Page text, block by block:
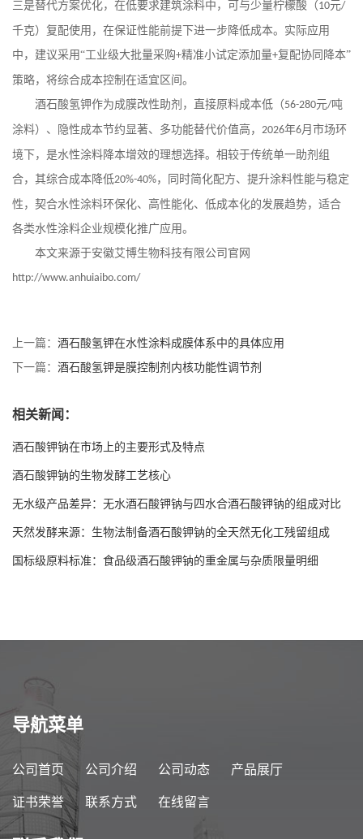
三是替代方案优化，在低要求建筑涂料中，可与少量柠檬酸（10元/
千克）复配使用，在保证性能前提下进一步降低成本。实际应用
中，建议采用“工业级大批量采购+精准小试定添加量+复配协同降本”
策略，将综合成本控制在适宜区间。
酒石酸氢钾作为成膜改性助剂，直接原料成本低（56-280元/吨
涂料）、隐性成本节约显著、多功能替代价值高， 2026年6月市场环
境下，是水性涂料降本增效的理想选择。相较于传统单一助剂组
合，其综合成本降低20%-40%，同时简化配方、提升涂料性能与稳定
性，契合水性涂料环保化、高性能化、低成本化的发展趋势，适合
各类水性涂料企业规模化推广应用。
本文来源于安徽艾博生物科技有限公司官网
http://www.anhuiaibo.com/
上一篇： 酒石酸氢钾在水性涂料成膜体系中的具体应用
下一篇： 酒石酸氢钾是膜控制剂内核功能性调节剂
相关新闻：
酒石酸钾钠在市场上的主要形式及特点
酒石酸钾钠的生物发酵工艺核心
无水级产品差异：无水酒石酸钾钠与四水合酒石酸钾钠的组成对比
天然发酵来源：生物法制备酒石酸钾钠的全天然无化工残留组成
国标级原料标准：食品级酒石酸钾钠的重金属与杂质限量明细
导航菜单
公司首页 公司介绍 公司动态 产品展厅
证书荣誉 联系方式 在线留言